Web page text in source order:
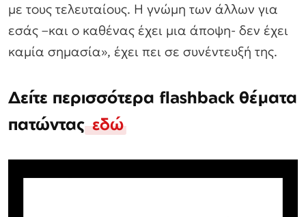
με τους τελευταίους. Η γνώμη των άλλων για
εσάς –και ο καθένας έχει μια άποψη- δεν έχει
καμία σημασία», έχει πει σε συνέντευξή της.
Δείτε περισσότερα flashback θέματα
πατώνταςεδώ